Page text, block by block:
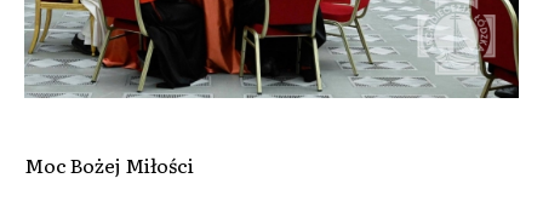
Moc Bożej Miłości